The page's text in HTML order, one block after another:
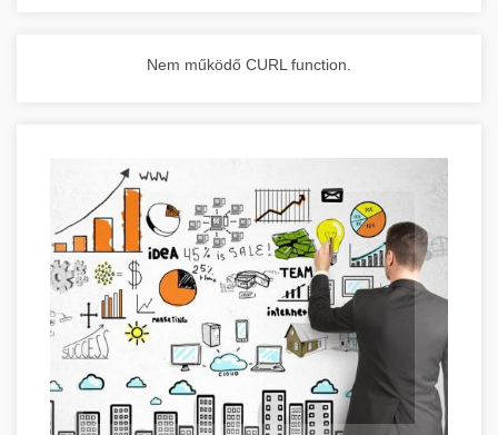
Nem működő CURL function.